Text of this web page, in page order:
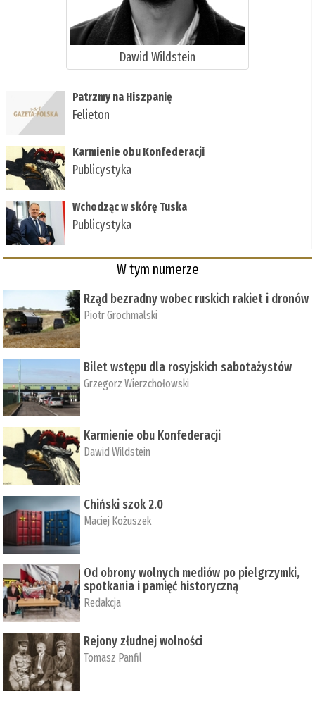
Dawid Wildstein
Patrzmy na Hiszpanię
Felieton
Karmienie obu Konfederacji
Publicystyka
Wchodząc w skórę Tuska
Publicystyka
W tym numerze
Rząd bezradny wobec ruskich rakiet i dronów
Piotr Grochmalski
Bilet wstępu dla rosyjskich sabotażystów
Grzegorz Wierzchołowski
Karmienie obu Konfederacji
Dawid Wildstein
Chiński szok 2.0
Maciej Kożuszek
Od obrony wolnych mediów po pielgrzymki,
spotkania i pamięć historyczną
Redakcja
Rejony złudnej wolności
Tomasz Panfil